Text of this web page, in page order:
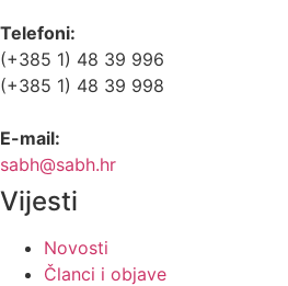
Telefoni:
(+385 1) 48 39 996
(+385 1) 48 39 998
E-mail:
sabh@sabh.hr
Vijesti
Novosti
Članci i objave